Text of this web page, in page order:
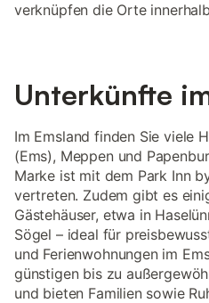
verknüpfen die Orte
Unterkünfte
Im Emsland finden Sie viele
(Ems), Meppen und
Marke ist mit dem Park Inn
vertreten. Zudem gibt es
Gästehäuser, etwa in
Sögel – ideal für
und Ferienwohnungen im
günstigen bis zu
und bieten Familien sowie